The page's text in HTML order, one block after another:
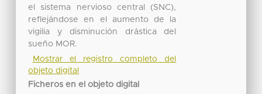
el sistema nervioso central (SNC),
reflejándose en el aumento de la
vigilia y disminución drástica del
sueño MOR.
Mostrar el registro completo del
objeto digital
Ficheros en el objeto digital